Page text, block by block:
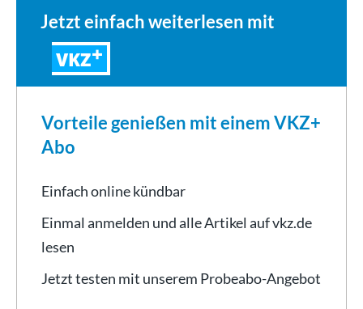
Jetzt einfach weiterlesen mit
VKZ
Vorteile genießen mit einem VKZ+
Abo
Einfach online kündbar
Einmal anmelden und alle Artikel auf vkz.de
lesen
Jetzt testen mit unserem Probeabo-Angebot